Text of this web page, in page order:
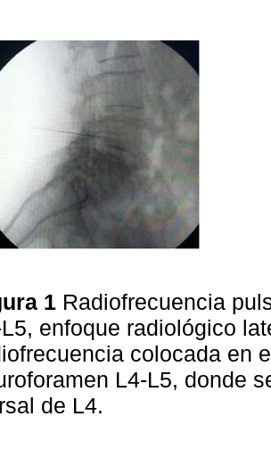
1 Radiofrecuencia
enfoque radiológico
colocada en
L4-L5, donde
de L4.